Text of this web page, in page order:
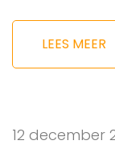
LEES MEER
12 december